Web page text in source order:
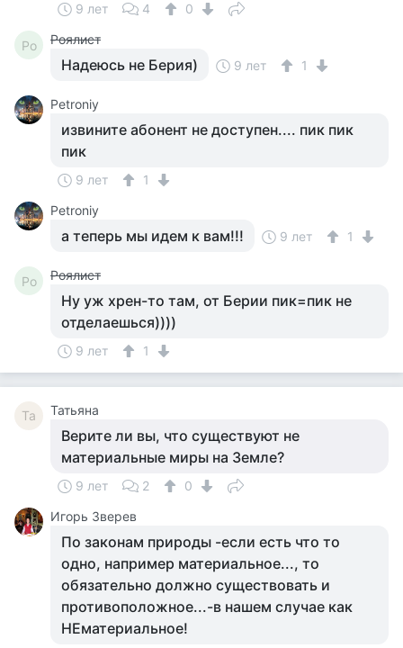
9 лет 4 0
Ро Роялист
Надеюсь не Берия) 9 лет 1
Petroniy
извините абонент не доступен.... пик пик
пик
9 лет
1
Petroniy
а теперь мы идем к вам!!! 9 лет 1
Ро Роялист
Ну уж хрен-то там, от Берии пик=пик не
отделаешься))))
9 лет 1
Та Татьяна
Верите ли вы, что существуют не
материальные миры на Земле?
9 лет 2
0
Игорь Зверев
По законам природы -если есть что то
одно, например материальное..., то
обязательно должно существовать и
противоположное...-в нашем случае как
НЕматериальное!